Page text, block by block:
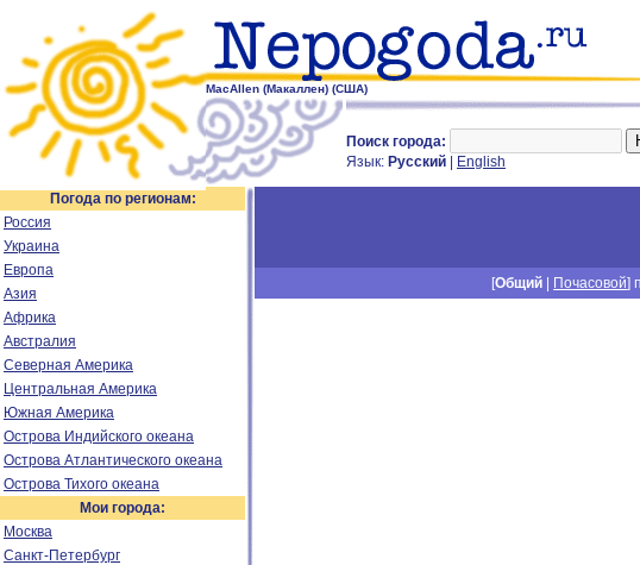
MacAllen (Макаллен) (США)
Поиск города:
Язык: Русский English
Погода по регионам:
Россия
Украина
Европа
Азия
Африка
Австралия
Северная Америка
Центральная Америка
Южная Америка
Острова Индийского океана
Острова Атлантического океана
Острова Тихого океана
Мои города:
Москва
Санкт-Петербург
[Общий Почасовой]